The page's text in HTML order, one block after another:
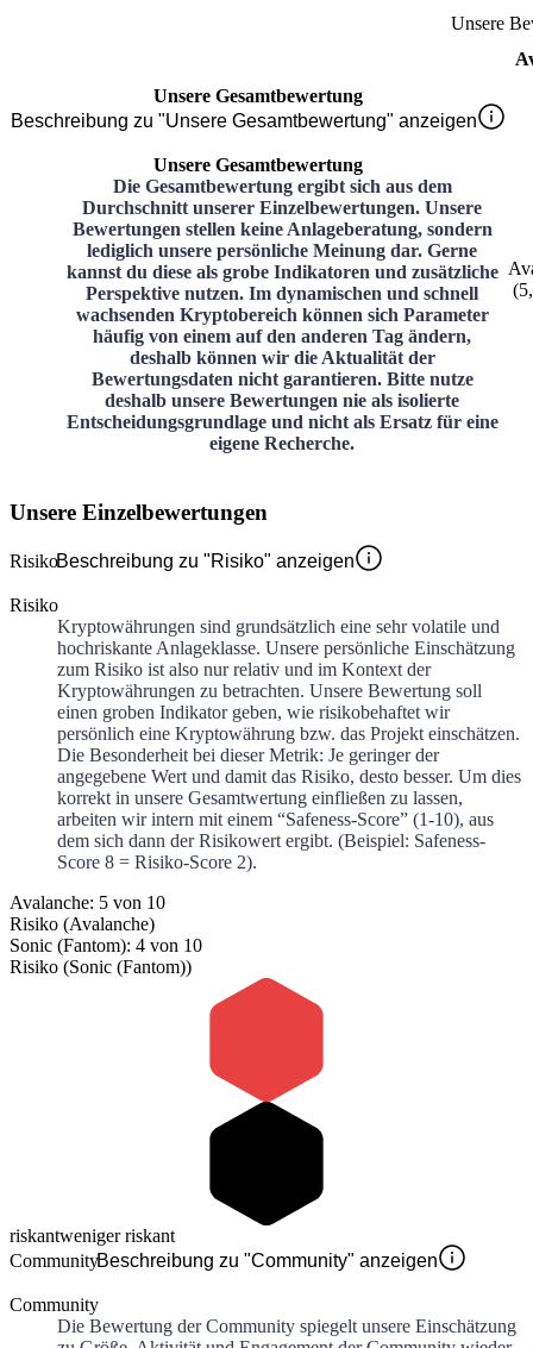
Unsere
Unsere Gesamtbewertung
Beschreibung zu "Unsere Gesamtbewertung" anzeigen
Unsere Gesamtbewertung
Die Gesamtbewertung ergibt sich aus dem
Durchschnitt unserer Einzelbewertungen. Unsere
Bewertungen stellen keine Anlageberatung, sondern
lediglich unsere persönliche Meinung dar. Gerne
kannst du diese als grobe Indikatoren und zusätzliche
Perspektive nutzen. Im dynamischen und schnell
wachsenden Kryptobereich können sich Parameter
häufig von einem auf den anderen Tag ändern,
deshalb können wir die Aktualität der
Bewertungsdaten nicht garantieren. Bitte nutze
deshalb unsere Bewertungen nie als isolierte
Entscheidungsgrundlage und nicht als Ersatz für eine
eigene Recherche.
(
Unsere Einzelbewertungen
RisikoBeschreibung zu "Risiko" anzeigen
Risiko
Kryptowährungen sind grundsätzlich eine sehr volatile und
hochriskante Anlageklasse. Unsere persönliche Einschätzung
zum Risiko ist also nur relativ und im Kontext der
Kryptowährungen zu betrachten. Unsere Bewertung soll
einen groben Indikator geben, wie risikobehaftet wir
persönlich eine Kryptowährung bzw. das Projekt einschätzen.
Die Besonderheit bei dieser Metrik: Je geringer der
angegebene Wert und damit das Risiko, desto besser. Um dies
korrekt in unsere Gesamtwertung einfließen zu lassen,
arbeiten wir intern mit einem “Safeness-Score” (1-10), aus
dem sich dann der Risikowert ergibt. (Beispiel: Safeness-
Score 8 = Risiko-Score 2).
Avalanche: 5 von 10
Risiko (Avalanche)
Sonic (Fantom): 4 von 10
Risiko (Sonic (Fantom))
riskantweniger riskant
CommunityBeschreibung zu "Community" anzeigen
Community
Die Bewertung der Community spiegelt unsere Einschätzung